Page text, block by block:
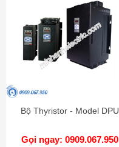
Bộ Thyristor - Model DPU
Gọi ngay: 0909.067.950